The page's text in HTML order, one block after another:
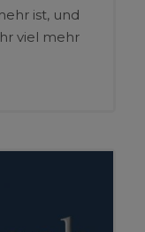
ist, und
viel mehr